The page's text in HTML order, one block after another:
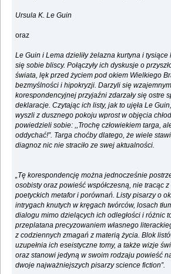
Ursula K. Le Guin
oraz
Le Guin i Lema dzieliły żelazna kurtyna i
się sobie bliscy. Połączyły ich dyskusje o
świata, lęk przed życiem pod okiem Wielkiego
bezmyślności i hipokryzji. Darzyli się
korespondencyjnej przyjaźni zdarzały się ostre
deklaracje. Czytając ich listy, jak to ujęła Le
wyszli z dusznego pokoju wprost w objęcia
powiedzieli sobie: ,,Trochę człowiekiem targa,
oddychać!”. Targa choćby dlatego, że wiele
diagnoz nic nie straciło ze swej aktualności.
„Tę korespondencję można jednocześnie
osobisty oraz powieść współczesną, nie tracąc
poetyckich metafor i porównań. Listy pisarzy o
intrygach knutych w kręgach twórców, losach
dialogu mimo dzielących ich odległości i różnic
przeplatana precyzowaniem własnego
z codziennych zmagań z materią życia. Blok
uzupełnia ich eseistyczne tomy, a także wizje
oraz stanowi jedyną w swoim rodzaju powieść
dwoje najważniejszych pisarzy science fiction”.